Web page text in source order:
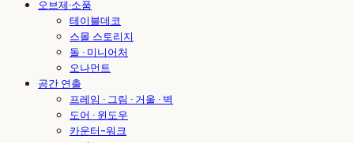
오브제·소품
테이블데코
스몰 스토리지
돌 · 미니어처
오나먼트
공간 연출
프레임 · 그림 · 거울 · 벽
도어 · 윈도우
카운터-워크